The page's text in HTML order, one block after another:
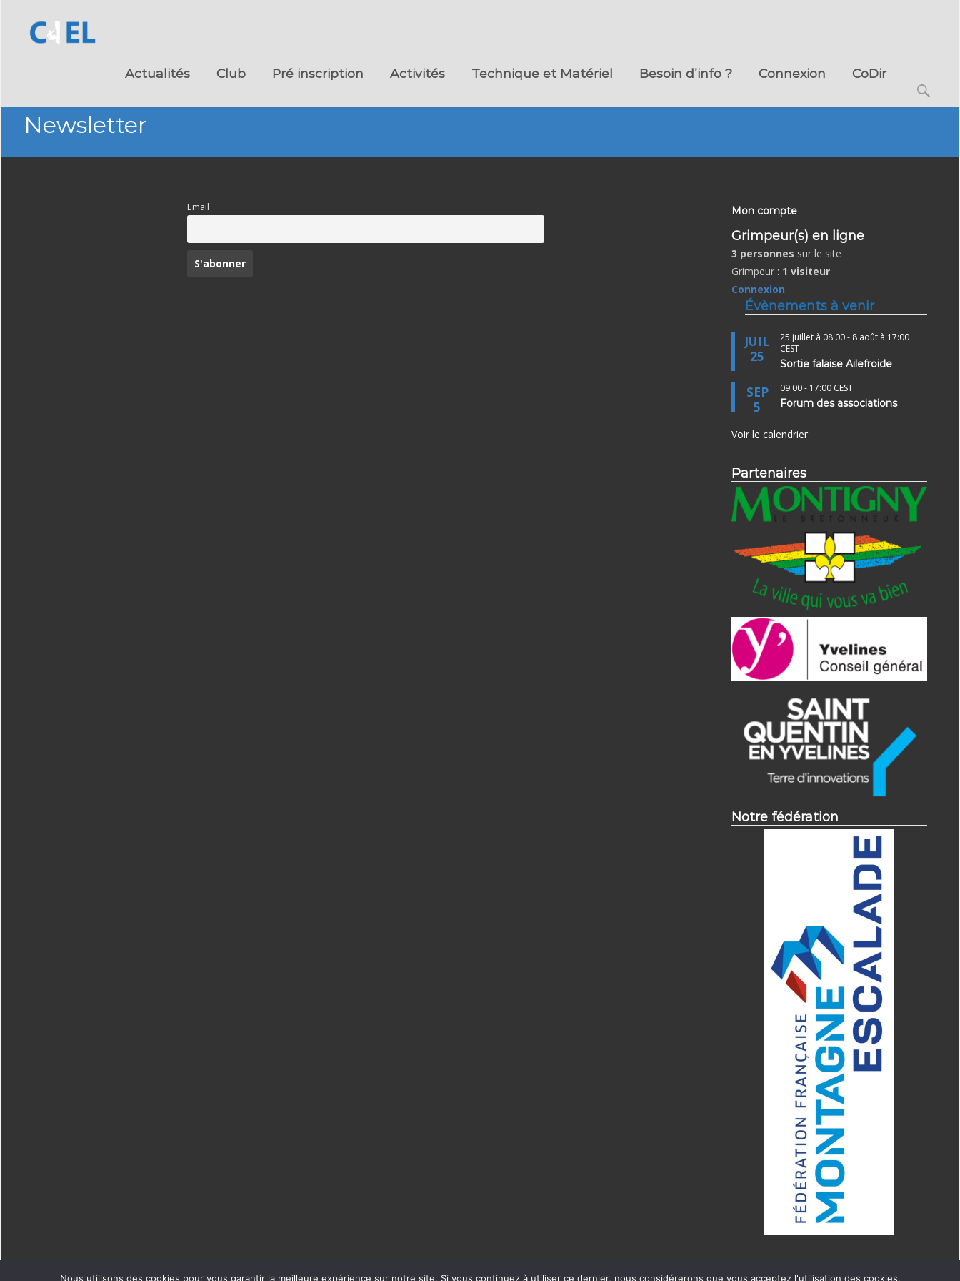
Actualités Club Pré inscription Activités Technique et Matériel Besoin d’info ? Connexion CoDir
Search
Newsletter
Email Mon compte
Grimpeur(s) en ligne
3 personnes sur le site
Grimpeur : 1 visiteur
Connexion
Évènements à venir
JUIL
25
25 juillet à 08:00- 8 août à 17:00
CEST
Sortie falaise Ailefroide
SEP
5
09:00- 17:00 CEST
Forum des associations
Voir le calendrier
Partenaires
Notre fédération
Nous utilisons des cookies pour vous garantir la meilleure expérience sur notre site. Si vous continuez à utiliser ce dernier, nous considérerons que vous acceptez l'utilisation des cookies.